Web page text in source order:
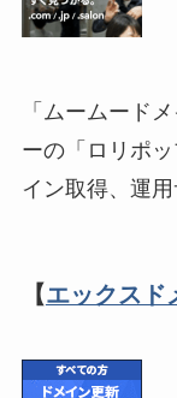
「ムームード
ーの「ロリポ
イン取得、運用
【エックスド